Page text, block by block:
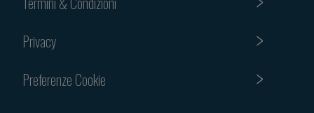
Privacy
Preferenze Cookie